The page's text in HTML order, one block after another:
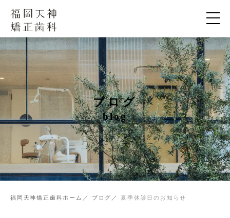
ブログ
blog
福岡天神矯正歯科ホーム ブログ 夏季休診日のお知らせ